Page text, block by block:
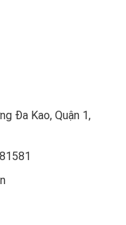
Đa Kao, Quận 1,